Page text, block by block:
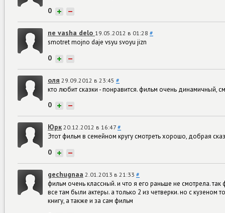
0 + −
ne vasha delo 19.05.2012 в 01:28 #
smotret mojno daje vsyu svoyu jizn
0 + −
оля 29.09.2012 в 23:45 #
кто любит сказки - понравится. фильм очень динамичный,
0 + −
Юрк 20.12.2012 в 16:47 #
Этот фильм в семейном кругу смотреть хорошо, добрая
0 + −
gechugnaa 2.01.2013 в 21:33 #
фильм очень классный. и что я его раньше не смотрела.
все там были актеры. а только 2 из четверки. но с
книгу, а также и за сам фильм